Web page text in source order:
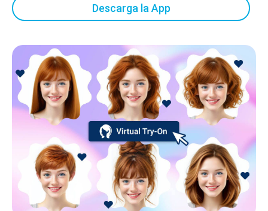
Descarga la App